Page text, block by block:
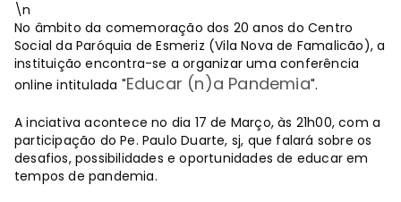
\n
No âmbito da comemoração dos 20 anos do Centro
Social da Paróquia de Esmeriz (Vila Nova de Famalicão), a
instituição encontra-se a organizar uma conferência
online intitulada "Educar (n)a Pandemia".
A inciativa acontece no dia 17 de Março, às 21h00, com a
participação do Pe. Paulo Duarte, sj, que falará sobre os
desafios, possibilidades e oportunidades de educar em
tempos de pandemia.